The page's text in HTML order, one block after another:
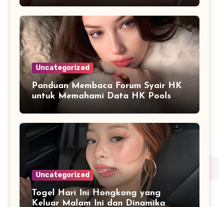
Uncategorized
Panduan Membaca Forum Syair HK
untuk Memahami Data HK Pools
Uncategorized
Togel Hari Ini Hongkong yang
Keluar Malam Ini dan Dinamika